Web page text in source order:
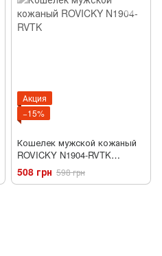
Акция
−15%
Кошелек мужской кожаный
ROVICKY N1904-RVTK
красный
508 грн 598 грн